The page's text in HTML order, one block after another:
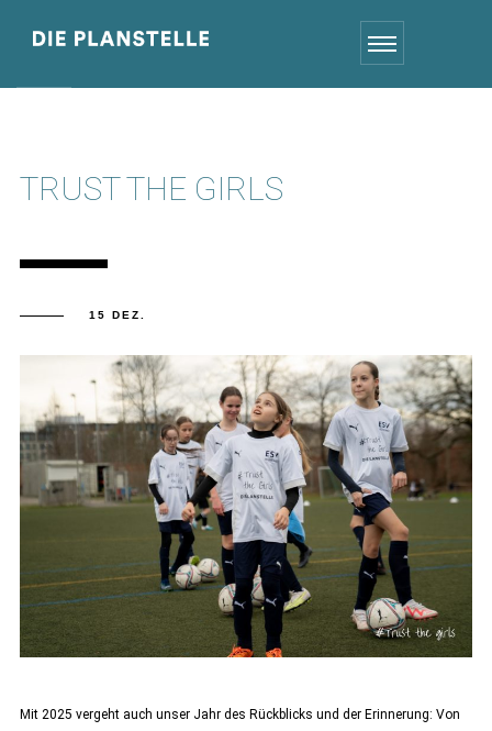
TRUST THE GIRLS
15 DEZ.
Mit 2025 vergeht auch unser Jahr des Rückblicks und der Erinnerung: Von